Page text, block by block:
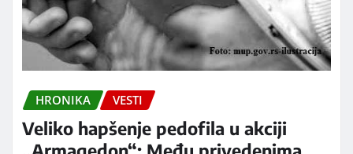
HRONIKA VESTI
Veliko hapšenje pedofila u akciji